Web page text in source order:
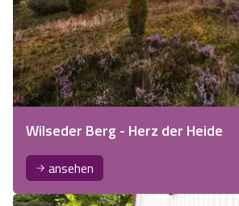
Wilseder Berg - Herz der Heide
ansehen